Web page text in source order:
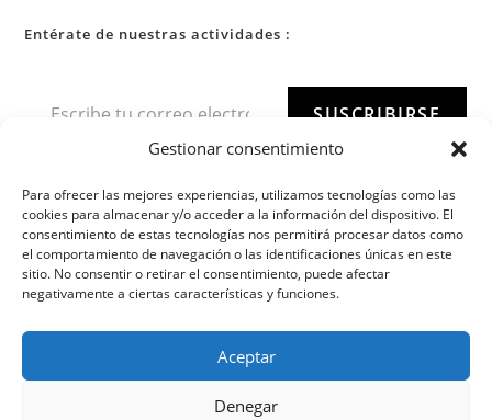
Gestionar consentimiento
Para ofrecer las mejores experiencias, utilizamos tecnologías como las
cookies para almacenar y/o acceder a la información del dispositivo. El
consentimiento de estas tecnologías nos permitirá procesar datos como
el comportamiento de navegación o las identificaciones únicas en este
sitio. No consentir o retirar el consentimiento, puede afectar
negativamente a ciertas características y funciones.
Aceptar
Denegar
Entérate de nuestras actividades :
SUSCRIBIRSE